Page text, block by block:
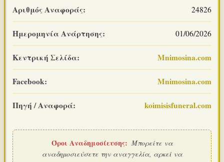
Αριθμός Αναφοράς: 24826
Ημερομηνία Ανάρτησης: 01/06/2026
Κεντρική Σελίδα: Mnimosina.com
Facebook: Mnimosina.com
Πηγή / Αναφορά: koimisisfuneral.com
Όροι Αναδημοσίευσης: Μπορείτε να
αναδημοσιεύσετε την αναγγελία, αρκεί να